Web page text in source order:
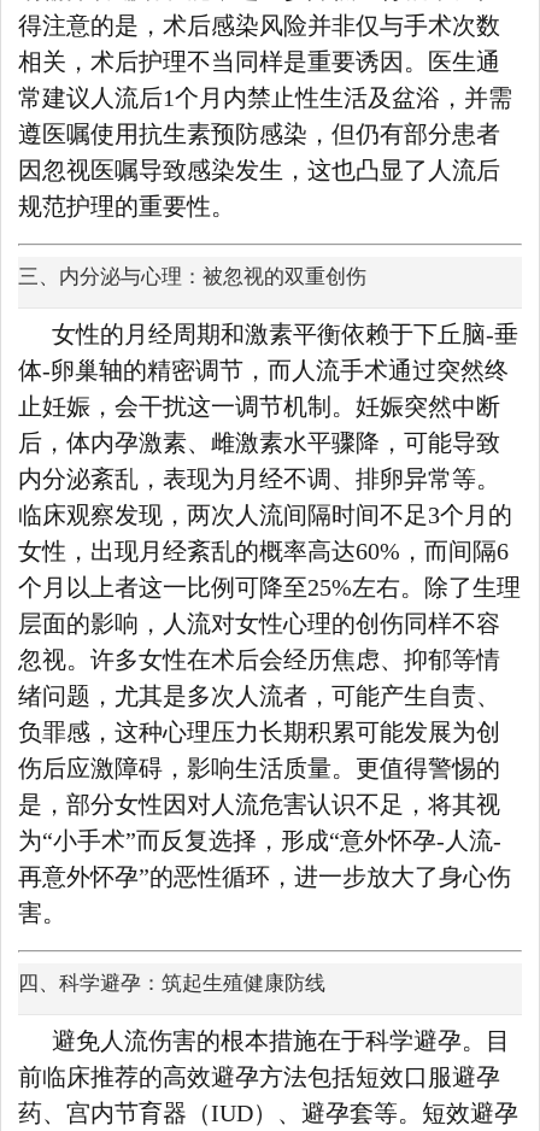
得注意的是，术后感染风险并非仅与手术次数
相关，术后护理不当同样是重要诱因。医生通
常建议人流后1个月内禁止性生活及盆浴，并需
遵医嘱使用抗生素预防感染，但仍有部分患者
因忽视医嘱导致感染发生，这也凸显了人流后
规范护理的重要性。
三、内分泌与心理：被忽视的双重创伤
女性的月经周期和激素平衡依赖于下丘脑-垂
体-卵巢轴的精密调节，而人流手术通过突然终
止妊娠，会干扰这一调节机制。妊娠突然中断
后，体内孕激素、雌激素水平骤降，可能导致
内分泌紊乱，表现为月经不调、排卵异常等。
临床观察发现，两次人流间隔时间不足3个月的
女性，出现月经紊乱的概率高达60%，而间隔6
个月以上者这一比例可降至25%左右。除了生理
层面的影响，人流对女性心理的创伤同样不容
忽视。许多女性在术后会经历焦虑、抑郁等情
绪问题，尤其是多次人流者，可能产生自责、
负罪感，这种心理压力长期积累可能发展为创
伤后应激障碍，影响生活质量。更值得警惕的
是，部分女性因对人流危害认识不足，将其视
为“小手术”而反复选择，形成“意外怀孕-人流-
再意外怀孕”的恶性循环，进一步放大了身心伤
害。
四、科学避孕：筑起生殖健康防线
避免人流伤害的根本措施在于科学避孕。目
前临床推荐的高效避孕方法包括短效口服避孕
药、宫内节育器（IUD）、避孕套等。短效避孕